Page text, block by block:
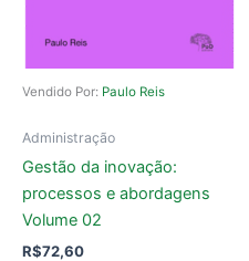
Vendido Por: Paulo Reis
Administração
Gestão da inovação:
processos e abordagens
Volume 02
R$72,60